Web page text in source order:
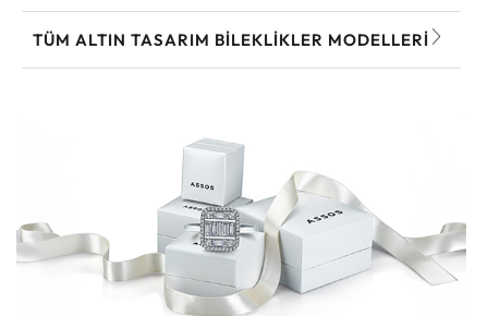
TÜM ALTIN TASARIM BILEKLIKLER MODELLERI